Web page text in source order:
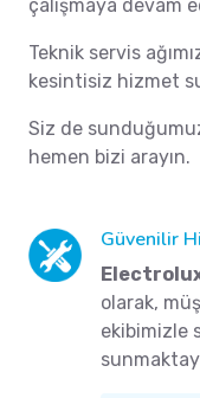
çalışmaya devam
Teknik servis
kesintisiz hizmet
Siz de
hemen bizi arayın.
Güvenilir
olarak,
ekibimizle